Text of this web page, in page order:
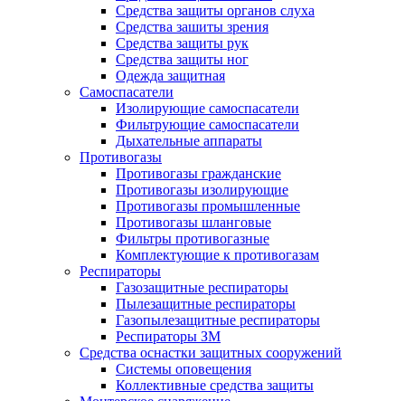
Средства защиты органов слуха
Средства зашиты зрения
Средства защиты рук
Средства защиты ног
Одежда защитная
Самоспасатели
Изолирующие самоспасатели
Фильтрующие самоспасатели
Дыхательные аппараты
Противогазы
Противогазы гражданские
Противогазы изолирующие
Противогазы промышленные
Противогазы шланговые
Фильтры противогазные
Комплектующие к противогазам
Респираторы
Газозащитные респираторы
Пылезащитные респираторы
Газопылезащитные респираторы
Респираторы ЗМ
Средства оснастки защитных сооружений
Системы оповещения
Коллективные средства защиты